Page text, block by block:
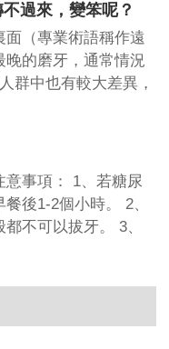
過來，變笨呢？
面（專業術語稱作遠
晚的磨牙，通常情況
群中也有較大差異，
事項： 1、若糖尿
後1-2個小時。 2、
不可以拔牙。 3、